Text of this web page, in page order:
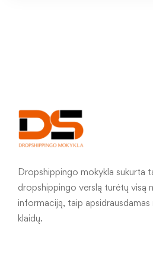
Dropshippingo mokykla sukurta
dropshippingo verslą turėtų visą
informaciją, taip apsidrausdamas
klaidų.